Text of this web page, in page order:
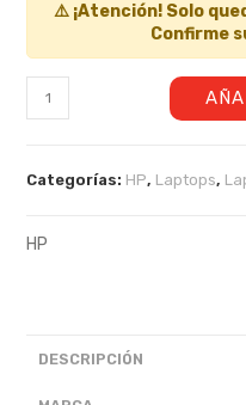
⚠️ ¡Atención! Solo
Confirme
Categorías: HP, Laptops,
HP
DESCRIPCIÓN